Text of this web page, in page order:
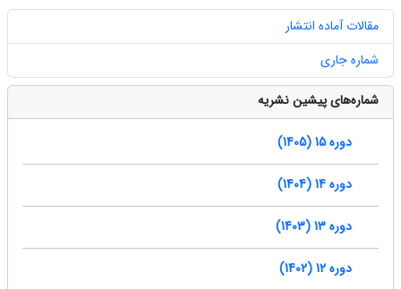
مقالات آماده انتشار
شماره جاری
شماره‌های پیشین نشریه
دوره 15 (1405)
دوره 14 (1404)
دوره 13 (1403)
دوره 12 (1402)